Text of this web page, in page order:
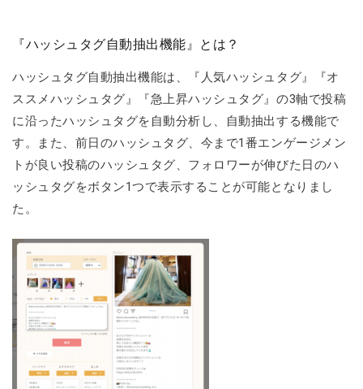
『ハッシュタグ自動抽出機能』とは？
ハッシュタグ自動抽出機能は、『人気ハッシュタグ』『オ
ススメハッシュタグ』『急上昇ハッシュタグ』の3軸で投稿
に沿ったハッシュタグを自動分析し、自動抽出する機能で
す。また、前日のハッシュタグ、今まで1番エンゲージメン
トが良い投稿のハッシュタグ、フォロワーが伸びた日のハ
ッシュタグをボタン1つで表示することが可能となりまし
た。